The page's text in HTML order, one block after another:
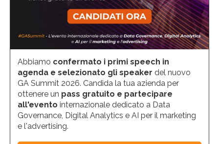
Abbiamo confermato i primi speech in
agenda e selezionato gli speaker del nuovo
GA Summit 2026. Candida la tua azienda per
ottenere un pass gratuito e partecipare
all'evento internazionale dedicato a Data
Governance, Digital Analytics e AI per il marketing
e l'advertising.